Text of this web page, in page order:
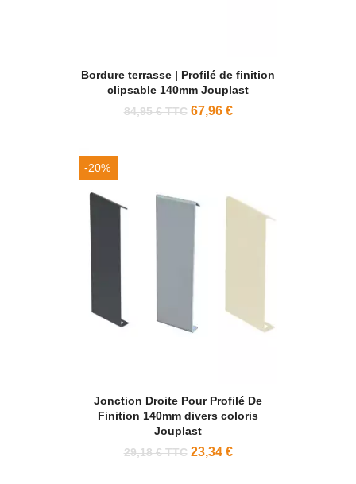
Bordure terrasse | Profilé de finition
clipsable 140mm Jouplast
84,95 € TTC 67,96 €
Jonction Droite Pour Profilé De
Finition 140mm divers coloris
Jouplast
29,18 € TTC 23,34 €
-20%